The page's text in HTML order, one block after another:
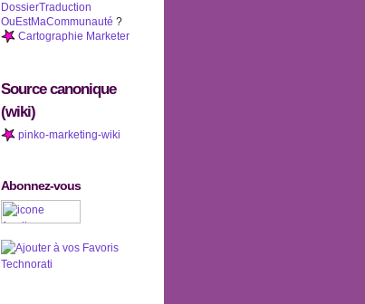
DossierTraduction
OuEstMaCommunauté ?
Cartographie Marketer
Source canonique
(wiki)
pinko-marketing-wiki
Abonnez-vous